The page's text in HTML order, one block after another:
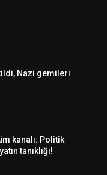
Nazi gemileri
kanalı: Politik
tanıklığı!